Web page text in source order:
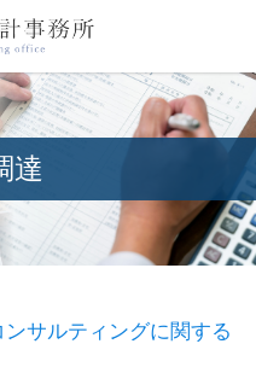
達
ンサルティングに関する